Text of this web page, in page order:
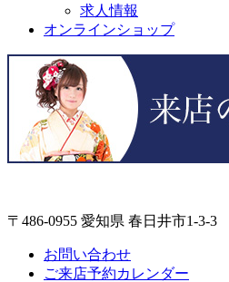
求人情報
オンラインショップ
〒486-0955 愛知県 春日井市1-3-3
お問い合わせ
ご来店予約カレンダー